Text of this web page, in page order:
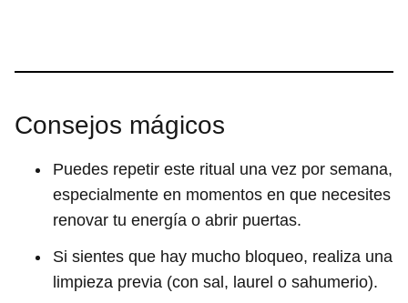
Consejos mágicos
Puedes repetir este ritual una vez por semana,
especialmente en momentos en que necesites
renovar tu energía o abrir puertas.
Si sientes que hay mucho bloqueo, realiza una
limpieza previa (con sal, laurel o sahumerio).